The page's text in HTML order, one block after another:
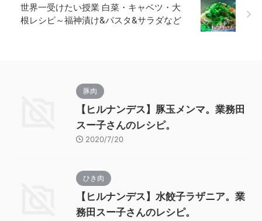
世界一受けたい授業 白菜・キャベツ・大
根レシピ～福神漬け&パスタ&サラダなど
豚肉
【ヒルナンデス】豚玉メンマ。業務田
スー子さんのレシピ。
2020/7/20
ひき肉
【ヒルナンデス】水餃子ラザニア。業
務田スー子さんのレシピ。